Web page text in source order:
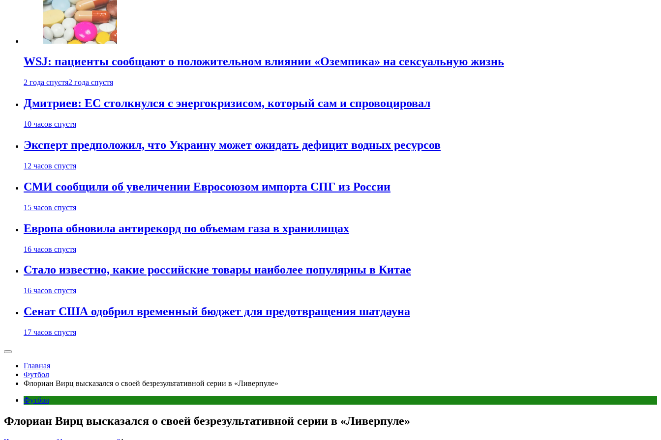
WSJ: пациенты сообщают о положительном влиянии «Оземпика» на сексуальную жизнь
2 года спустя2 года спустя
Дмитриев: ЕС столкнулся с энергокризисом, который сам и спровоцировал
10 часов спустя
Эксперт предположил, что Украину может ожидать дефицит водных ресурсов
12 часов спустя
СМИ сообщили об увеличении Евросоюзом импорта СПГ из России
15 часов спустя
Европа обновила антирекорд по объемам газа в хранилищах
16 часов спустя
Стало известно, какие российские товары наиболее популярны в Китае
16 часов спустя
Сенат США одобрил временный бюджет для предотвращения шатдауна
17 часов спустя
Главная
Футбол
Флориан Вирц высказался о своей безрезультативной серии в «Ливерпуле»
Футбол
Флориан Вирц высказался о своей безрезультативной серии в «Ливерпуле»